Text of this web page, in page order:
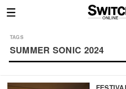
SUMMER SONIC 2024